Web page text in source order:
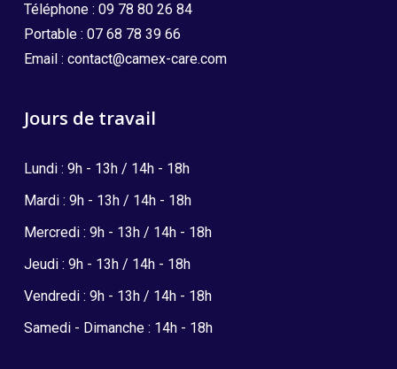
Téléphone : 09 78 80 26 84
Portable : 07 68 78 39 66
Email : contact@camex-care.com
Jours de travail
Lundi : 9h - 13h / 14h - 18h
Mardi : 9h - 13h / 14h - 18h
Mercredi : 9h - 13h / 14h - 18h
Jeudi : 9h - 13h / 14h - 18h
Vendredi : 9h - 13h / 14h - 18h
Samedi - Dimanche : 14h - 18h